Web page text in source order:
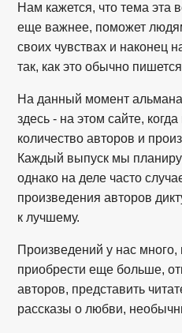
Нам кажется, что тема эта
еще важнее, поможет
своих чувствах и наконец
так, как это обычно
На данный момент
здесь - на этом сайте,
количество авторов и
Каждый выпуск мы
однако на деле часто
произведения авторов
к лучшему.
Произведений у нас
приобрести еще больше,
авторов, представить
рассказы о любви,